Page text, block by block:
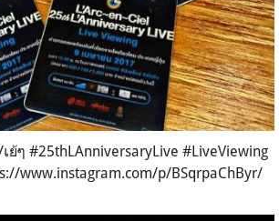
ย้ๆ #25thLAnniversaryLive #LiveViewing
www.instagram.com/p/BSqrpaChByr/